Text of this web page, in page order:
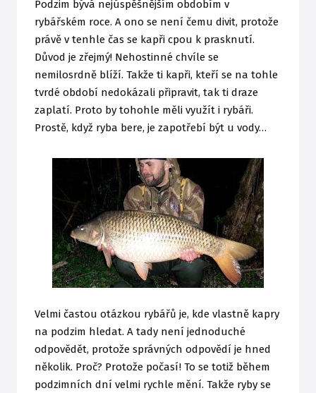
Podzim bývá nejúspěšnějším obdobím v
rybářském roce. A ono se není čemu divit, protože
právě v tenhle čas se kapři cpou k prasknutí.
Důvod je zřejmý! Nehostinné chvíle se
nemilosrdně blíží. Takže ti kapři, kteří se na tohle
tvrdé období nedokázali připravit, tak ti draze
zaplatí. Proto by tohohle měli využít i rybáři.
Prostě, když ryba bere, je zapotřebí být u vody…
Velmi častou otázkou rybářů je, kde vlastně kapry
na podzim hledat. A tady není jednoduché
odpovědět, protože správných odpovědí je hned
několik. Proč? Protože počasí! To se totiž během
podzimních dní velmi rychle mění. Takže ryby se